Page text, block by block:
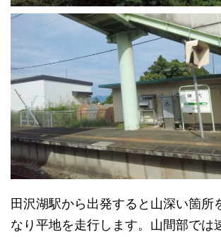
田沢湖駅から出発すると山深い箇所
なり平地を走行します。山間部では